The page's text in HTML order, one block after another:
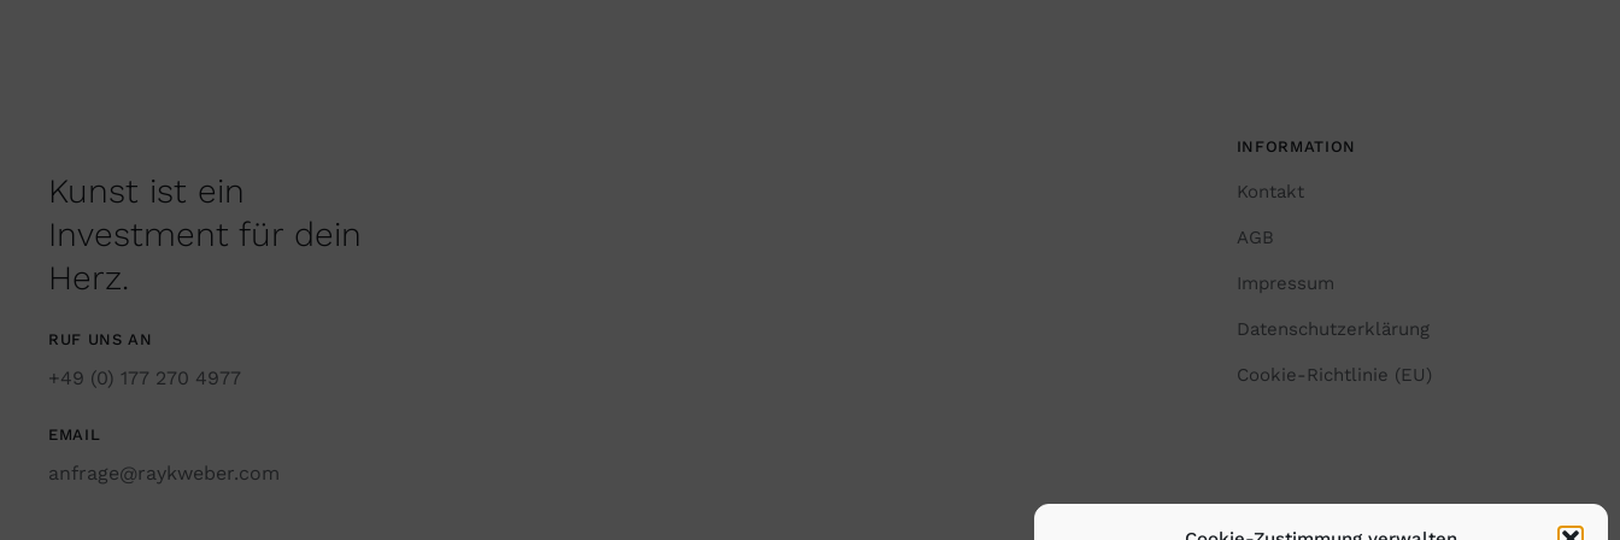
Kunst ist ein
Investment für dein
Herz.
RUF UNS AN
+49 (0) 177 270 4977
EMAIL
anfrage@raykweber.com
INFORMATION
Kontakt
AGB
Impressum
Datenschutzerklärung
Cookie-Richtlinie (EU)